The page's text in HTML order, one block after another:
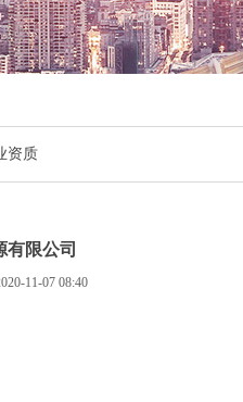
资质
有限公司
11-07 08:40